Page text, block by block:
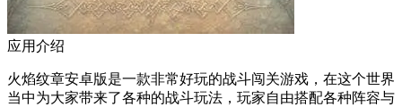
应用介绍
火焰纹章安卓版是一款非常好玩的战斗闯关游戏，在这个世界
当中为大家带来了各种的战斗玩法，玩家自由搭配各种阵容与